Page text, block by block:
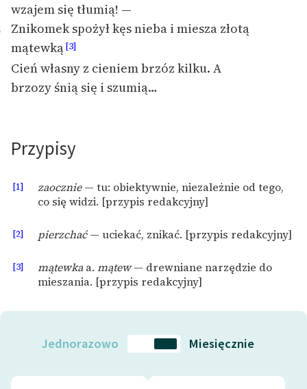
Zasady wykorzystania
Wolnych Lektur
Logotypy
Regulamin biblioteki
Dane fundacji i
sprawozdania finansowe
wrażliwych
wzajem się tłumią! —
Znikomek spożył kęs nieba i miesza złotą
mątewką[3]
Cień własny z cieniem brzóz kilku. A
brzozy śnią się i szumią…
Przypisy
[1] zaocznie— tu: obiektywnie, niezależnie od tego,
co się widzi. [przypis redakcyjny]
[2] pierzchać— uciekać, znikać. [przypis redakcyjny]
[3] mątewkaa.mątew— drewniane narzędzie do
mieszania. [przypis redakcyjny]
Jednorazowo Miesięcznie